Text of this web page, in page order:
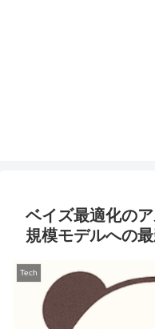
ベイズ最適化の
規模モデルへの
Tech